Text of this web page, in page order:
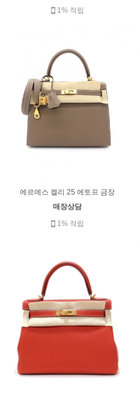
1% 적립
에르메스 켈리 25 에토프 금장
매장상담
1% 적립